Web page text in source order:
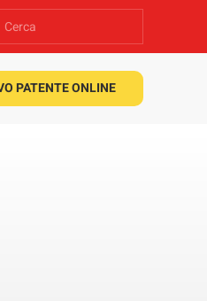
PATENTE ONLINE